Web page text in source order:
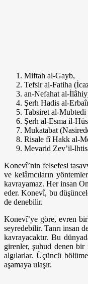
Miftah al-Gayb,
Tefsir al-Fatiha
an-Nefahat al-
Şerh Hadis al-
Tabsiret al-Mubtedi
Şerh al-Esma il-
Mukatabat
Risale fî Hakk al-
Mevarid Zev’il-
Konevî’nin felsefesi
ve kelâmcıların
kavrayamaz. Her insan
eder. Konevî, bu
de denebilir.
Konevî’ye göre, evren
seyredebilir. Tanrı insan
kavrayacaktır. Bu
girenler, şuhud denen
algılarlar. Üçüncü
aşamaya ulaşır.